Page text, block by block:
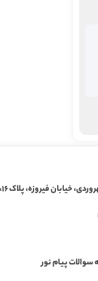
فیروزه، پلاک ۱۶، طبقه دوم، واحد ۳
سوالات پیام نور